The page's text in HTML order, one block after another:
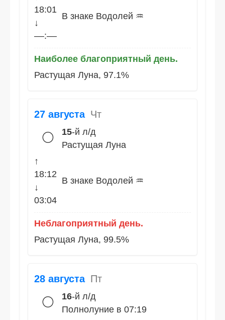
18:01
↓
––:––
В знаке Водолей ♒
Наиболее благоприятный день.
Растущая Луна, 97.1%
27 августа Чт
🌕 15-й л/д
Растущая Луна
↑
18:12
↓
03:04
В знаке Водолей ♒
Неблагоприятный день.
Растущая Луна, 99.5%
28 августа Пт
🌕 16-й л/д
Полнолуние в 07:19